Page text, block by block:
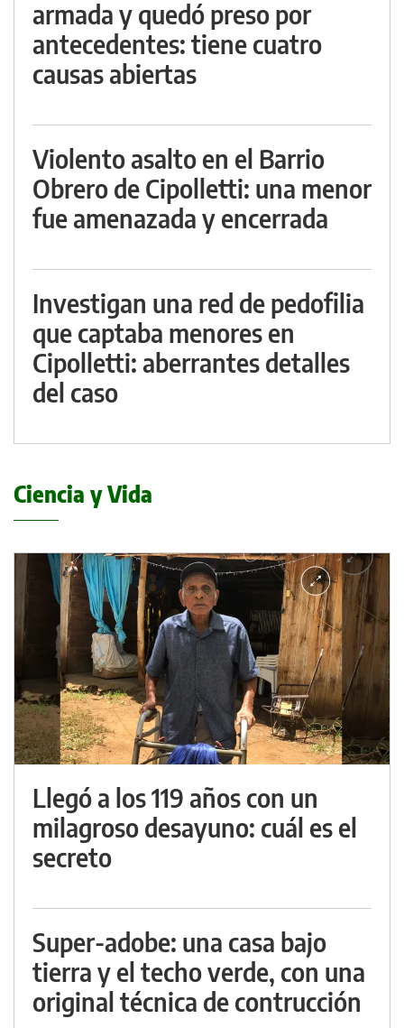
armada y quedó preso por
antecedentes: tiene cuatro
causas abiertas
Violento asalto en el Barrio
Obrero de Cipolletti: una menor
fue amenazada y encerrada
Investigan una red de pedofilia
que captaba menores en
Cipolletti: aberrantes detalles
del caso
Ciencia y Vida
Llegó a los 119 años con un
milagroso desayuno: cuál es el
secreto
Super-adobe: una casa bajo
tierra y el techo verde, con una
original técnica de contrucción